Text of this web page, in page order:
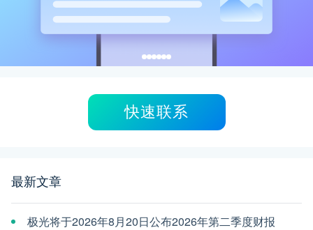
快速联系
最新文章
极光将于2026年8月20日公布2026年第二季度财报